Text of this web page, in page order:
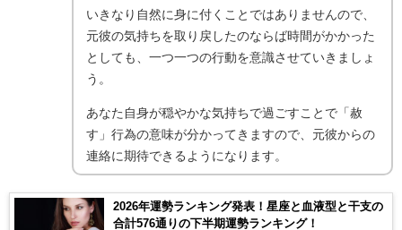
いきなり自然に身に付くことではありませんので、
元彼の気持ちを取り戻したのならば時間がかかった
としても、一つ一つの行動を意識させていきましょ
う。
あなた自身が穏やかな気持ちで過ごすことで「赦
す」行為の意味が分かってきますので、元彼からの
連絡に期待できるようになります。
2026年運勢ランキング発表！星座と血液型と干支の
合計576通りの下半期運勢ランキング！